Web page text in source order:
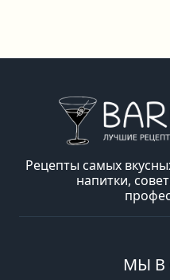
Рецепты самых
напитки,
МЫ В